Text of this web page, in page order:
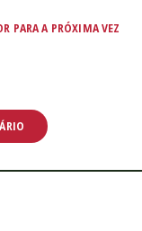
PARA A PRÓXIMA VEZ